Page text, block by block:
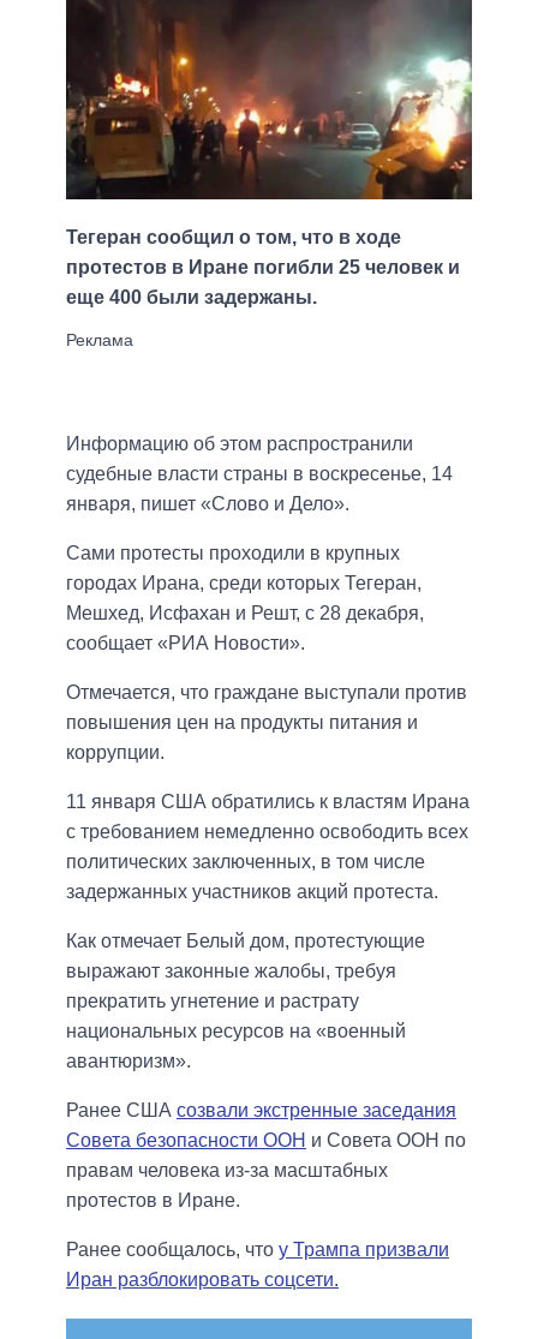
Тегеран сообщил о том, что в ходе
протестов в Иране погибли 25 человек и
еще 400 были задержаны.
Информацию об этом распространили
судебные власти страны в воскресенье, 14
января, пишет «Слово и Дело».
Сами протесты проходили в крупных
городах Ирана, среди которых Тегеран,
Мешхед, Исфахан и Решт, с 28 декабря,
сообщает «РИА Новости».
Отмечается, что граждане выступали против
повышения цен на продукты питания и
коррупции.
11 января США обратились к властям Ирана
с требованием немедленно освободить всех
политических заключенных, в том числе
задержанных участников акций протеста.
Как отмечает Белый дом, протестующие
выражают законные жалобы, требуя
прекратить угнетение и растрату
национальных ресурсов на «военный
авантюризм».
Ранее США созвали экстренные заседания
Совета безопасности ООН и Совета ООН по
правам человека из-за масштабных
протестов в Иране.
Ранее сообщалось, что у Трампа призвали
Иран разблокировать соцсети.